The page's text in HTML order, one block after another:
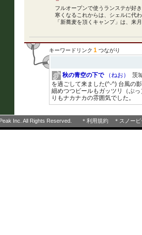
フルオープンで使うランステが好
寒くなるこれからは、シェルに代
「新蕎麦を頂くキャンプ」は、来
キーワードリンク 1 つながり
秋の青空の下で （ねお）
茨
を過ごして来ました(^-^) 台風の
細めつつビールもガッツリ（ぷ
りもナカナカの雰囲気でした。
Inc. All Rights Reserved. ＊利用規約 ＊スノー